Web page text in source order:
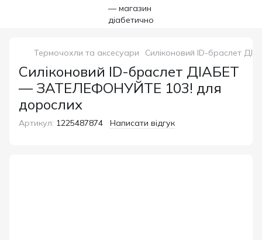
Термочохли та аксесуари Силіконовий ID-браслет
Силіконовий ID-браслет ДІАБЕТ
— ЗАТЕЛЕФОНУЙТЕ 103! для
дорослих
Артикул: 1225487874 Написати відгук